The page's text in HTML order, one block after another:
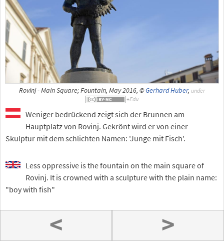
Rovinj - Main Square; Fountain, May 2016, ©Gerhard Huber, under
Weniger bedrückend zeigt sich der Brunnen am
Hauptplatz von Rovinj. Gekrönt wird er von einer
Skulptur mit dem schlichten Namen: 'Junge mit Fisch'.
Less oppressive is the fountain on the main square of
Rovinj. It is crowned with a sculpture with the plain name:
"boy with fish"
< >